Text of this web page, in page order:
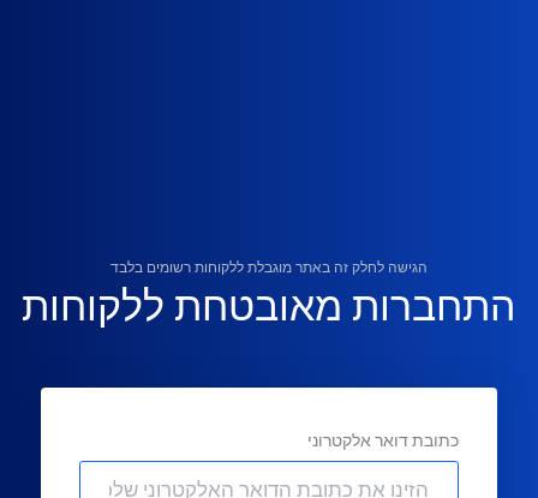
הגישה לחלק זה באתר מוגבלת ללקוחות רשומים בלבד
התחברות מאובטחת ללקוחות
כתובת דואר אלקטרוני